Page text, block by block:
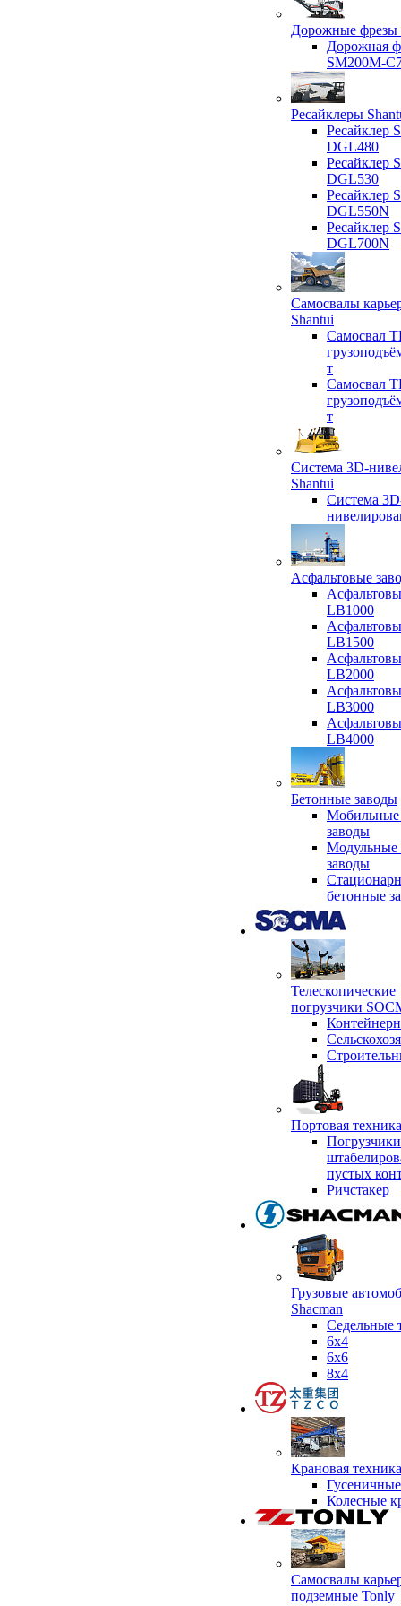
Дорожные фрезы
Дорожная
SM200M-
Ресайклеры
Ресайклер
DGL480
Ресайклер
DGL530
Ресайклер
DGL550N
Ресайклер
DGL700N
Самосвалы
Shantui
Самосвал
т
Самосвал
т
Система 3D-
Shantui
Система
Асфальтовые
LB1000
LB1500
LB2000
LB3000
LB4000
Бетонные заводы
Мобильные
заводы
Модульные
заводы
бетонные
Телескопические
погрузчики
Портовая
пустых
Ричстакер
Грузовые
Shacman
Седельные
6х4
6x6
8x4
Крановая
Колесные
Самосвалы
подземные Tonly